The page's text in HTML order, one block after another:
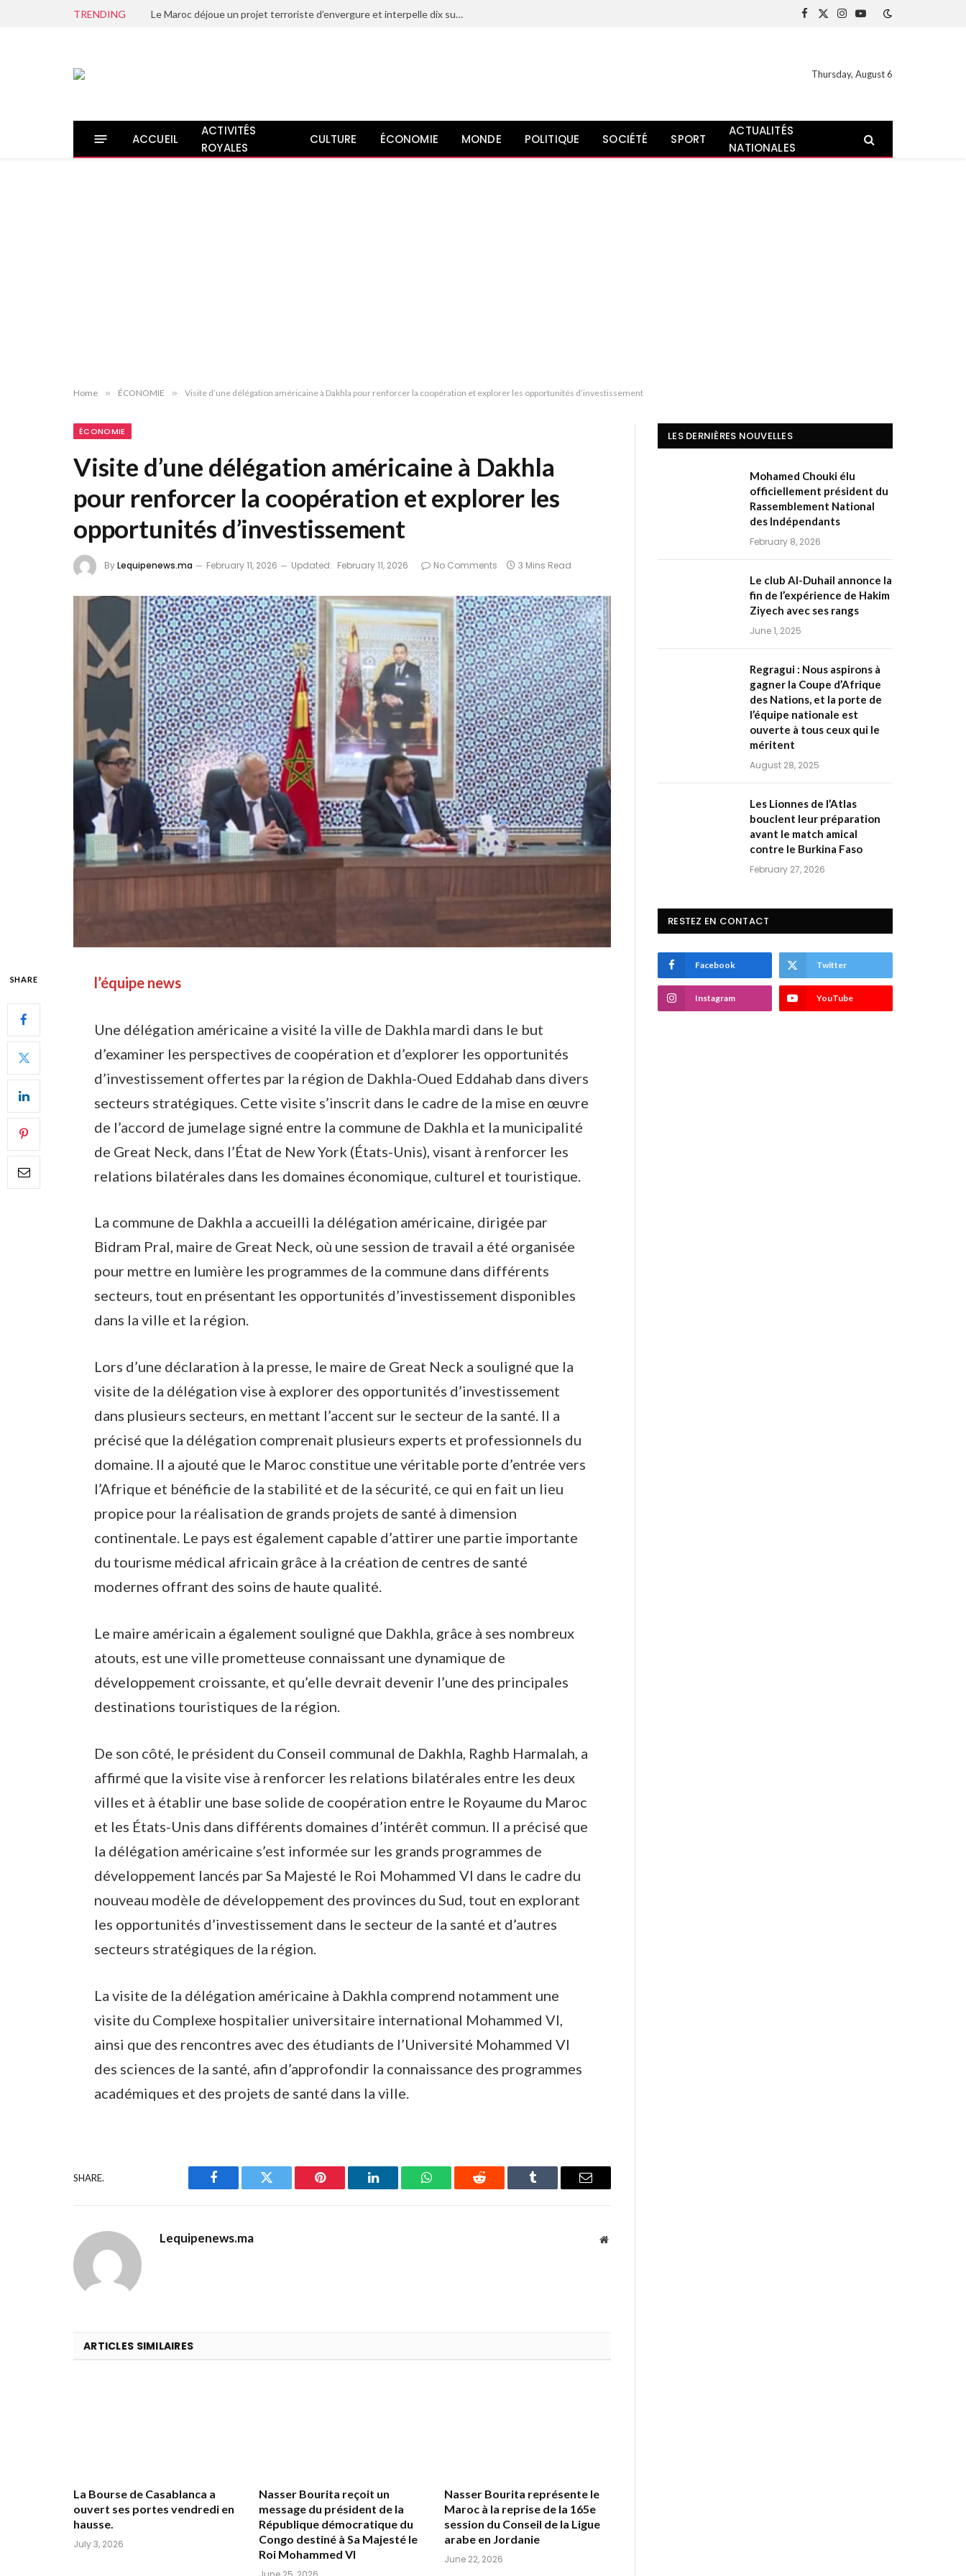
TRENDING Le Maroc déjoue un projet terroriste d’envergure et interpelle dix suspects liés à l’organisation État islamique
Facebook
X
Instagram
YouTube
Thursday, August 6
ACCUEIL
ACTIVITÉS
ROYALES
CULTURE ÉCONOMIE MONDE POLITIQUE SOCIÉTÉ SPORT
ACTUALITÉS
NATIONALES
Home » ÉCONOMIE » Visite d’une délégation américaine à Dakhla pour renforcer la coopération et explorer les opportunités d’investissement
ÉCONOMIE
Visite d’une délégation américaine à Dakhla
pour renforcer la coopération et explorer les
opportunités d’investissement
ByLequipenews.ma February 11, 2026 Updated: February 11, 2026 No Comments 3 Mins Read
SHARE l’équipe news
Une délégation américaine a visité la ville de Dakhla mardi dans le but
d’examiner les perspectives de coopération et d’explorer les opportunités
d’investissement offertes par la région de Dakhla-Oued Eddahab dans divers
secteurs stratégiques. Cette visite s’inscrit dans le cadre de la mise en œuvre
de l’accord de jumelage signé entre la commune de Dakhla et la municipalité
de Great Neck, dans l’État de New York (États-Unis), visant à renforcer les
relations bilatérales dans les domaines économique, culturel et touristique.
La commune de Dakhla a accueilli la délégation américaine, dirigée par
Bidram Pral, maire de Great Neck, où une session de travail a été organisée
pour mettre en lumière les programmes de la commune dans différents
secteurs, tout en présentant les opportunités d’investissement disponibles
dans la ville et la région.
Lors d’une déclaration à la presse, le maire de Great Neck a souligné que la
visite de la délégation vise à explorer des opportunités d’investissement
dans plusieurs secteurs, en mettant l’accent sur le secteur de la santé. Il a
précisé que la délégation comprenait plusieurs experts et professionnels du
domaine. Il a ajouté que le Maroc constitue une véritable porte d’entrée vers
l’Afrique et bénéficie de la stabilité et de la sécurité, ce qui en fait un lieu
propice pour la réalisation de grands projets de santé à dimension
continentale. Le pays est également capable d’attirer une partie importante
du tourisme médical africain grâce à la création de centres de santé
modernes offrant des soins de haute qualité.
Le maire américain a également souligné que Dakhla, grâce à ses nombreux
atouts, est une ville prometteuse connaissant une dynamique de
développement croissante, et qu’elle devrait devenir l’une des principales
destinations touristiques de la région.
De son côté, le président du Conseil communal de Dakhla, Raghb Harmalah, a
affirmé que la visite vise à renforcer les relations bilatérales entre les deux
villes et à établir une base solide de coopération entre le Royaume du Maroc
et les États-Unis dans différents domaines d’intérêt commun. Il a précisé que
la délégation américaine s’est informée sur les grands programmes de
développement lancés par Sa Majesté le Roi Mohammed VI dans le cadre du
nouveau modèle de développement des provinces du Sud, tout en explorant
les opportunités d’investissement dans le secteur de la santé et d’autres
secteurs stratégiques de la région.
La visite de la délégation américaine à Dakhla comprend notamment une
visite du Complexe hospitalier universitaire international Mohammed VI,
ainsi que des rencontres avec des étudiants de l’Université Mohammed VI
des sciences de la santé, afin d’approfondir la connaissance des programmes
académiques et des projets de santé dans la ville.
SHARE.
Facebook Twitter Pinterest LinkedIn WhatsAppReddit Tumblr Email
Lequipenews.ma Website
ARTICLES SIMILAIRES
La Bourse de Casablanca a
ouvert ses portes vendredi en
hausse.
July 3, 2026
Nasser Bourita reçoit un
message du président de la
République démocratique du
Congo destiné à Sa Majesté le
Roi Mohammed VI
Nasser Bourita représente le
Maroc à la reprise de la 165e
session du Conseil de la Ligue
arabe en Jordanie
June 22, 2026
LES DERNIÈRES NOUVELLES
Mohamed Chouki élu
officiellement président du
Rassemblement National
des Indépendants
February 8, 2026
Le club Al-Duhail annonce la
fin de l’expérience de Hakim
Ziyech avec ses rangs
June 1, 2025
Regragui : Nous aspirons à
gagner la Coupe d’Afrique
des Nations, et la porte de
l’équipe nationale est
ouverte à tous ceux qui le
méritent
August 28, 2025
Les Lionnes de l’Atlas
bouclent leur préparation
avant le match amical
contre le Burkina Faso
February 27, 2026
RESTEZ EN CONTACT
Facebook Twitter
Instagram YouTube